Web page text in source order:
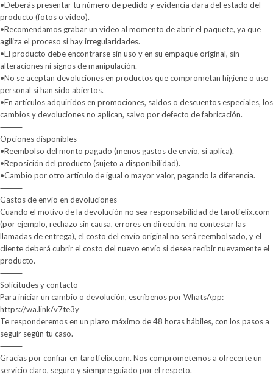
•Deberás presentar tu número de pedido y evidencia clara del estado del
producto (fotos o video).
•Recomendamos grabar un video al momento de abrir el paquete, ya que
agiliza el proceso si hay irregularidades.
•El producto debe encontrarse sin uso y en su empaque original, sin
alteraciones ni signos de manipulación.
•No se aceptan devoluciones en productos que comprometan higiene o uso
personal si han sido abiertos.
•En artículos adquiridos en promociones, saldos o descuentos especiales, los
cambios y devoluciones no aplican, salvo por defecto de fabricación.
⸻
Opciones disponibles
•Reembolso del monto pagado (menos gastos de envío, si aplica).
•Reposición del producto (sujeto a disponibilidad).
•Cambio por otro artículo de igual o mayor valor, pagando la diferencia.
⸻
Gastos de envío en devoluciones
Cuando el motivo de la devolución no sea responsabilidad de tarotfelix.com
(por ejemplo, rechazo sin causa, errores en dirección, no contestar las
llamadas de entrega), el costo del envío original no será reembolsado, y el
cliente deberá cubrir el costo del nuevo envío si desea recibir nuevamente el
producto.
⸻
Solicitudes y contacto
Para iniciar un cambio o devolución, escríbenos por WhatsApp:
https://wa.link/v7te3y
Te responderemos en un plazo máximo de 48 horas hábiles, con los pasos a
seguir según tu caso.
⸻
Gracias por confiar en tarotfelix.com. Nos comprometemos a ofrecerte un
servicio claro, seguro y siempre guiado por el respeto.